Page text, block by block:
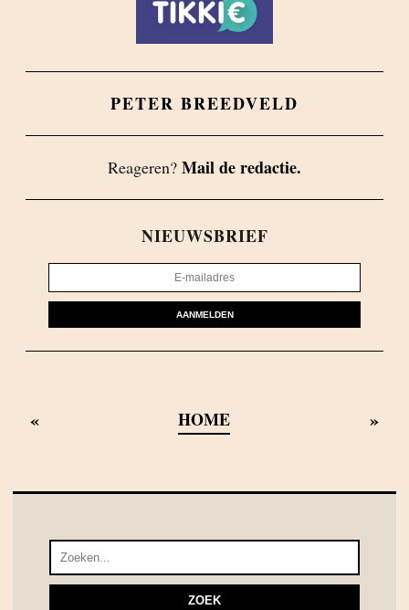
PETER BREEDVELD
Reageren? Mail de redactie.
NIEUWSBRIEF
AANMELDEN
« HOME »